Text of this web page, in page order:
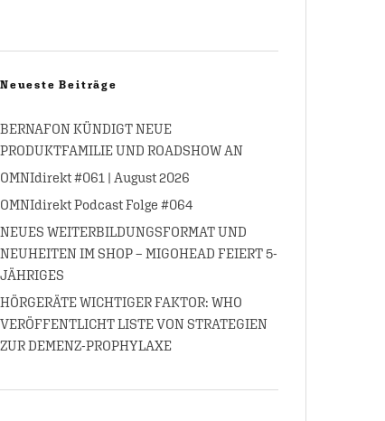
Neueste Beiträge
BERNAFON KÜNDIGT NEUE
PRODUKTFAMILIE UND ROADSHOW AN
OMNIdirekt #061 | August 2026
OMNIdirekt Podcast Folge #064
NEUES WEITERBILDUNGSFORMAT UND
NEUHEITEN IM SHOP – MIGOHEAD FEIERT 5-
JÄHRIGES
HÖRGERÄTE WICHTIGER FAKTOR: WHO
VERÖFFENTLICHT LISTE VON STRATEGIEN
ZUR DEMENZ-PROPHYLAXE